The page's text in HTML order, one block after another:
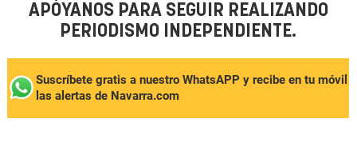
APÓYANOS PARA SEGUIR REALIZANDO
PERIODISMO INDEPENDIENTE.
Suscríbete gratis a nuestro WhatsAPP y recibe en tu móvil
las alertas de Navarra.com